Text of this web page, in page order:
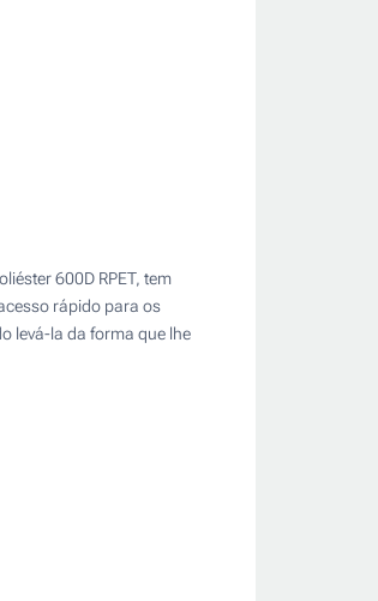
600D RPET, tem
rápido para os
levá-la da forma que lhe